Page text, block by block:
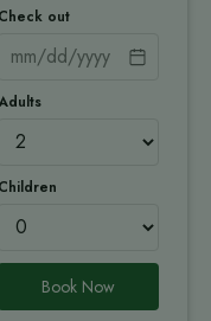
Check out
Children
Book Now